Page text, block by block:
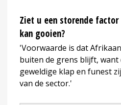
Ziet u een storende
kan gooien?
'Voorwaarde is dat
buiten de grens blijft, want
geweldige klap en funest
van de sector.'